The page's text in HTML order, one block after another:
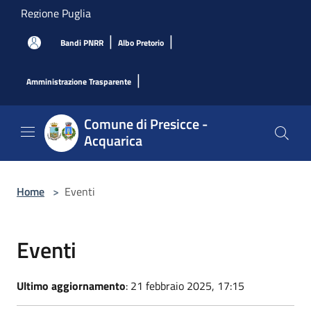
Salta al contenuto principale
Regione Puglia
Bandi PNRR | Albo Pretorio |
Amministrazione Trasparente |
Comune di Presicce -
Acquarica
Home > Eventi
Eventi
Ultimo aggiornamento: 21 febbraio 2025, 17:15